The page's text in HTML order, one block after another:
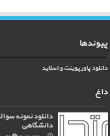
پیوندها
دانلود پاورپوینت و اسلاید
داغ
دانلود نمونه
دانشگاهی